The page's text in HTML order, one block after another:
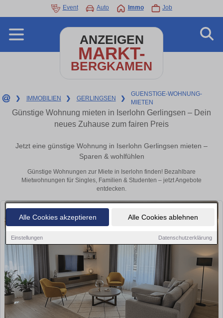
Alle Cookies akzeptieren Alle Cookies ablehnen
Einstellungen Datenschutzerklärung
Event Auto Immo Job
ANZEIGEN
MARKT-
BERGKAMEN
❯ IMMOBILIEN ❯ GERLINGSEN ❯
GUENSTIGE-WOHNUNG-
MIETEN
Günstige Wohnung mieten in Iserlohn Gerlingsen – Dein
neues Zuhause zum fairen Preis
Jetzt eine günstige Wohnung in Iserlohn Gerlingsen mieten –
Sparen & wohlfühlen
Günstige Wohnungen zur Miete in Iserlohn finden! Bezahlbare
Mietwohnungen für Singles, Familien & Studenten – jetzt Angebote
entdecken.